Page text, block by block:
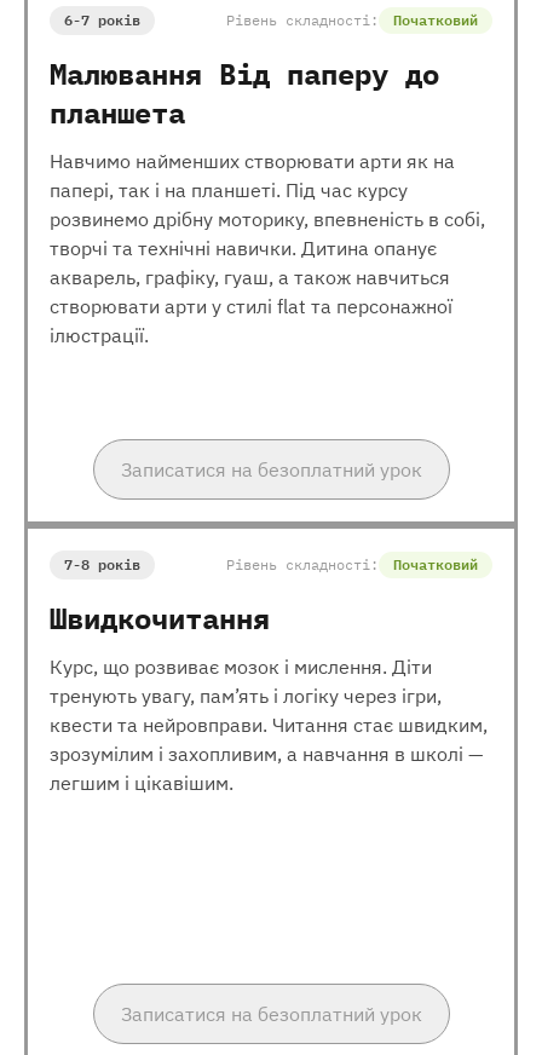
6-7 років Рівень складності: Початковий
Малювання Від паперу до
планшета
Навчимо найменших створювати арти як на
папері, так і на планшеті. Під час курсу
розвинемо дрібну моторику, впевненість в собі,
творчі та технічні навички. Дитина опанує
акварель, графіку, гуаш, а також навчиться
створювати арти у стилі flat та персонажної
ілюстрації.
Записатися на безоплатний урок
7-8 років Рівень складності: Початковий
Швидкочитання
Курс, що розвиває мозок і мислення. Діти
тренують увагу, пам’ять і логіку через ігри,
квести та нейровправи. Читання стає швидким,
зрозумілим і захопливим, а навчання в школі —
легшим і цікавішим.
Записатися на безоплатний урок